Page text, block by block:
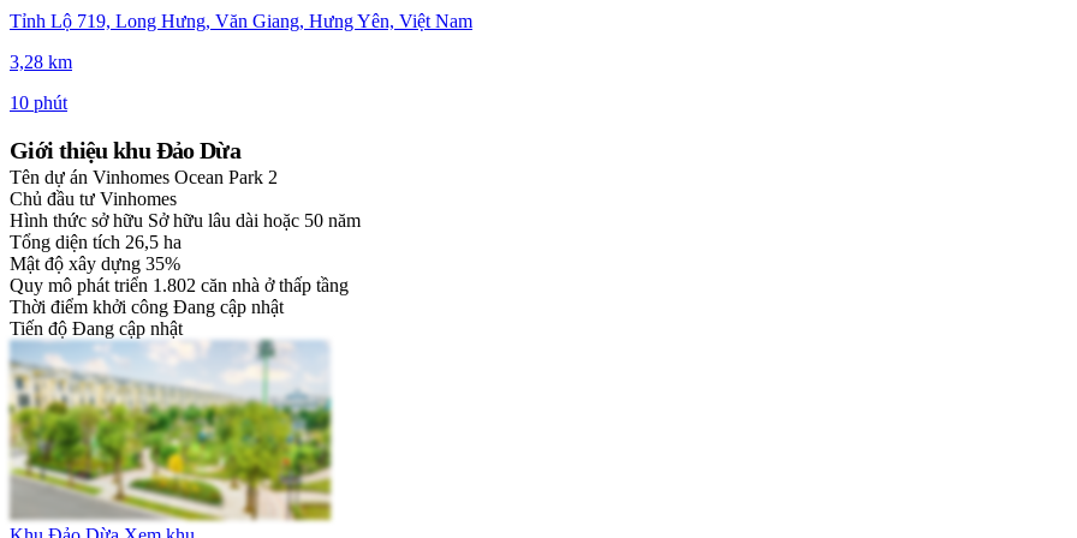
Tỉnh Lộ 719, Long Hưng, Văn Giang, Hưng Yên, Việt Nam
3,28 km
10 phút
Giới thiệu khu Đảo Dừa
Tên dự án Vinhomes Ocean Park 2
Chủ đầu tư Vinhomes
Hình thức sở hữu Sở hữu lâu dài hoặc 50 năm
Tổng diện tích 26,5 ha
Mật độ xây dựng 35%
Quy mô phát triển 1.802 căn nhà ở thấp tầng
Thời điểm khởi công Đang cập nhật
Tiến độ Đang cập nhật